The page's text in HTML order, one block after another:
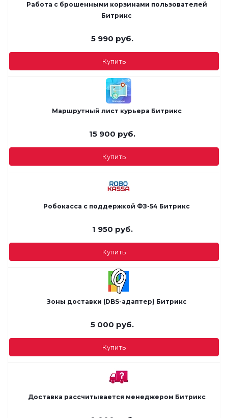
Работа с брошенными корзинами пользователей
Битрикс
5 990 руб.
Купить
Маршрутный лист курьера Битрикс
15 900 руб.
Купить
Робокасса с поддержкой ФЗ-54 Битрикс
1 950 руб.
Купить
Зоны доставки (DBS-адаптер) Битрикс
5 000 руб.
Купить
Доставка рассчитывается менеджером Битрикс